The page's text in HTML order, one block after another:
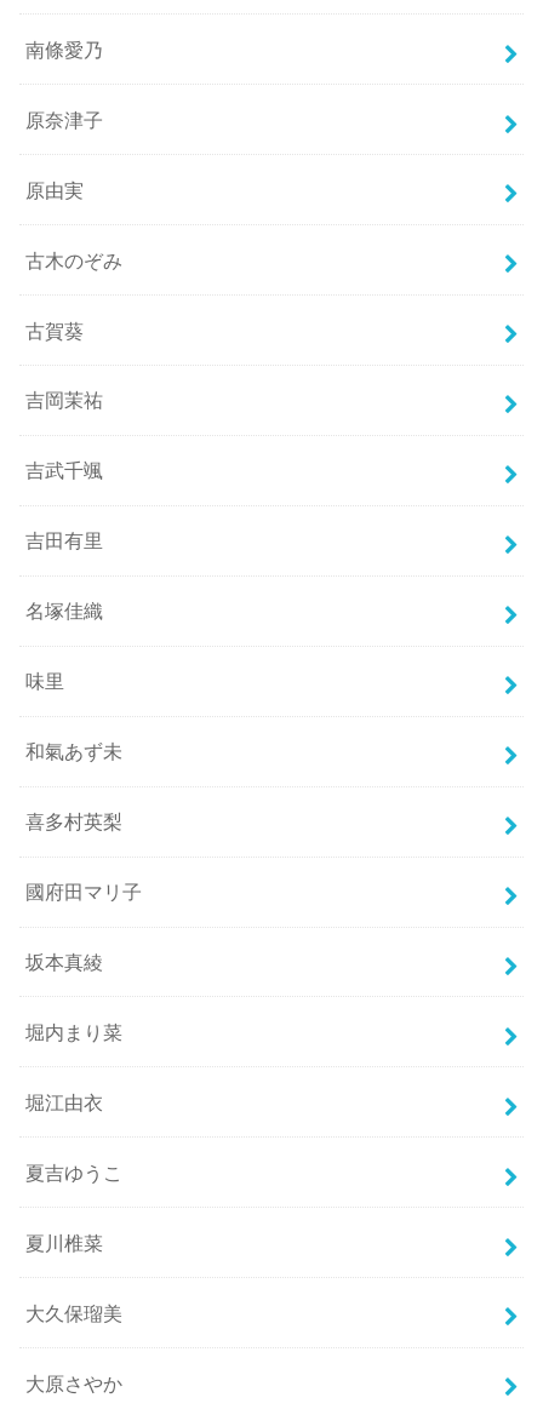
南條愛乃
原奈津子
原由実
古木のぞみ
古賀葵
吉岡茉祐
吉武千颯
吉田有里
名塚佳織
味里
和氣あず未
喜多村英梨
國府田マリ子
坂本真綾
堀内まり菜
堀江由衣
夏吉ゆうこ
夏川椎菜
大久保瑠美
大原さやか